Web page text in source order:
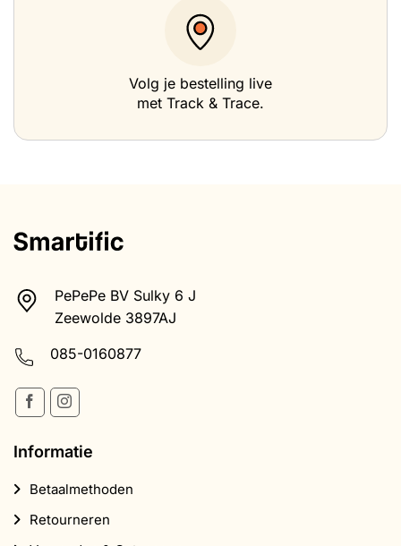
Volg je bestelling live
met Track & Trace.
PePePe BV Sulky 6 J
Zeewolde 3897AJ
085-0160877
Informatie
Betaalmethoden
Retourneren